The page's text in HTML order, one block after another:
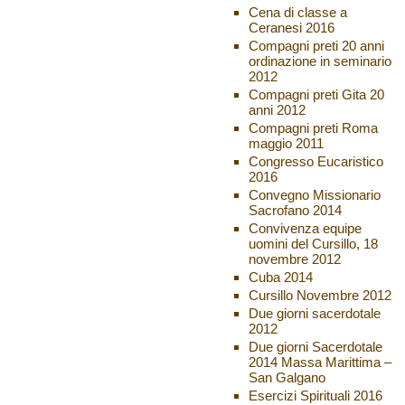
Cena di classe a
Ceranesi 2016
Compagni preti 20 anni
ordinazione in seminario
2012
Compagni preti Gita 20
anni 2012
Compagni preti Roma
maggio 2011
Congresso Eucaristico
2016
Convegno Missionario
Sacrofano 2014
Convivenza equipe
uomini del Cursillo, 18
novembre 2012
Cuba 2014
Cursillo Novembre 2012
Due giorni sacerdotale
2012
Due giorni Sacerdotale
2014 Massa Marittima –
San Galgano
Esercizi Spirituali 2016